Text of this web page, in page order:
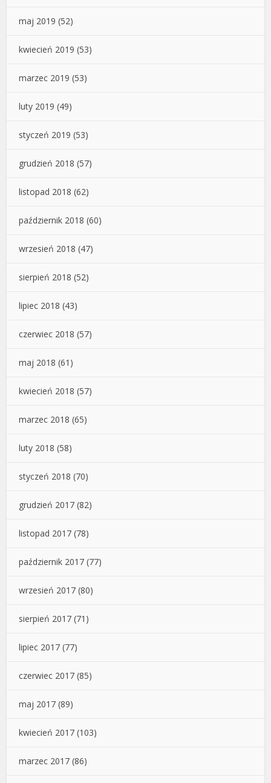
maj 2019 (52)
kwiecień 2019 (53)
marzec 2019 (53)
luty 2019 (49)
styczeń 2019 (53)
grudzień 2018 (57)
listopad 2018 (62)
październik 2018 (60)
wrzesień 2018 (47)
sierpień 2018 (52)
lipiec 2018 (43)
czerwiec 2018 (57)
maj 2018 (61)
kwiecień 2018 (57)
marzec 2018 (65)
luty 2018 (58)
styczeń 2018 (70)
grudzień 2017 (82)
listopad 2017 (78)
październik 2017 (77)
wrzesień 2017 (80)
sierpień 2017 (71)
lipiec 2017 (77)
czerwiec 2017 (85)
maj 2017 (89)
kwiecień 2017 (103)
marzec 2017 (86)